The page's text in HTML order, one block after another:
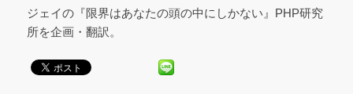
ジェイの『限界はあなたの頭の中にしかない』PHP研究
所を企画・翻訳。